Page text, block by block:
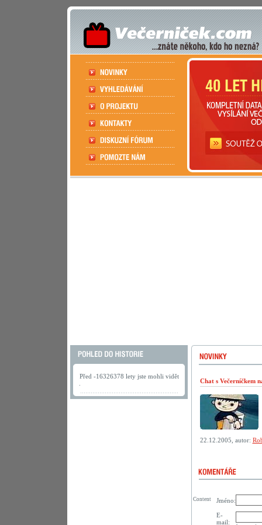
Před -16326378 lety jste mohli vidět
Chat s Večerníčkem
22.12.2005, autor:
Jméno:
E-
mail:
Content